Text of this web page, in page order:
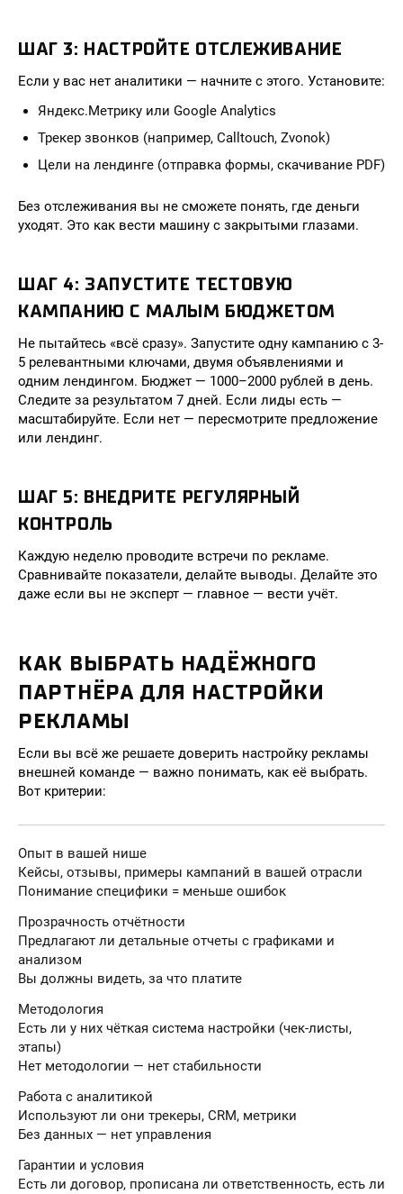
ШАГ 3: НАСТРОЙТЕ ОТСЛЕЖИВАНИЕ
Если у вас нет аналитики — начните с этого. Установите:
Яндекс.Метрику или Google Analytics
Трекер звонков (например, Calltouch, Zvonok)
Цели на лендинге (отправка формы, скачивание PDF)
Без отслеживания вы не сможете понять, где деньги
уходят. Это как вести машину с закрытыми глазами.
ШАГ 4: ЗАПУСТИТЕ ТЕСТОВУЮ
КАМПАНИЮ С МАЛЫМ БЮДЖЕТОМ
Не пытайтесь «всё сразу». Запустите одну кампанию с 3-
5 релевантными ключами, двумя объявлениями и
одним лендингом. Бюджет — 1000–2000 рублей в день.
Следите за результатом 7 дней. Если лиды есть —
масштабируйте. Если нет — пересмотрите предложение
или лендинг.
ШАГ 5: ВНЕДРИТЕ РЕГУЛЯРНЫЙ
КОНТРОЛЬ
Каждую неделю проводите встречи по рекламе.
Сравнивайте показатели, делайте выводы. Делайте это
даже если вы не эксперт — главное — вести учёт.
КАК ВЫБРАТЬ НАДЁЖНОГО
ПАРТНЁРА ДЛЯ НАСТРОЙКИ
РЕКЛАМЫ
Если вы всё же решаете доверить настройку рекламы
внешней команде — важно понимать, как её выбрать.
Вот критерии:
Опыт в вашей нише
Кейсы, отзывы, примеры кампаний в вашей отрасли
Понимание специфики = меньше ошибок
Прозрачность отчётности
Предлагают ли детальные отчеты с графиками и
анализом
Вы должны видеть, за что платите
Методология
Есть ли у них чёткая система настройки (чек-листы,
этапы)
Нет методологии — нет стабильности
Работа с аналитикой
Используют ли они трекеры, CRM, метрики
Без данных — нет управления
Гарантии и условия
Есть ли договор, прописана ли ответственность, есть ли